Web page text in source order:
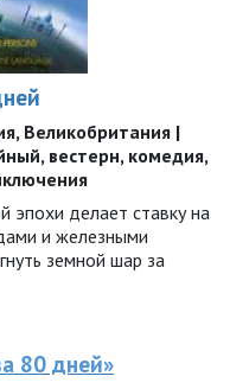
Великобритания |
вестерн, комедия,
эпохи делает ставку на
и железными
земной шар за
80 дней»